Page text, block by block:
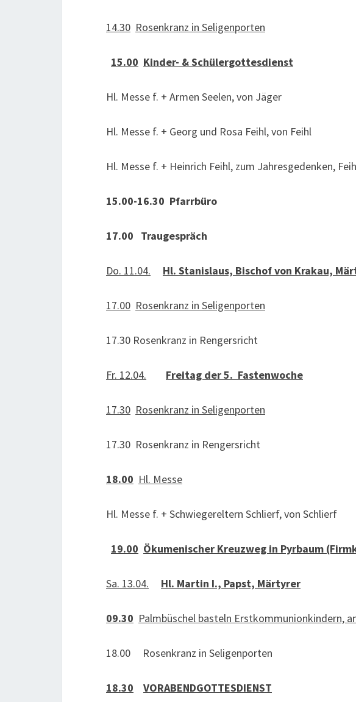
14.30 Rosenkranz in Seligenporten
15.00 Kinder- & Schülergottesdienst
Hl. Messe f. + Armen Seelen, von Jäger
Hl. Messe f. + Georg und Rosa Feihl, von Feihl
Hl. Messe f. + Heinrich Feihl, zum Jahresgedenken,
15.00-16.30 Pfarrbüro
17.00 Traugespräch
Do. 11.04. Hl. Stanislaus, Bischof von Krakau,
17.00 Rosenkranz in Seligenporten
17.30 Rosenkranz in Rengersricht
Fr. 12.04. Freitag der 5. Fastenwoche
17.30 Rosenkranz in Seligenporten
17.30 Rosenkranz in Rengersricht
18.00 Hl. Messe
Hl. Messe f. + Schwiegereltern Schlierf, von Schlierf
19.00 Ökumenischer Kreuzweg in Pyrbaum
Sa. 13.04. Hl. Martin I., Papst, Märtyrer
09.30 Palmbüschel basteln Erstkommunionkindern,
18.00 Rosenkranz in Seligenporten
18.30 VORABENDGOTTESDIENST